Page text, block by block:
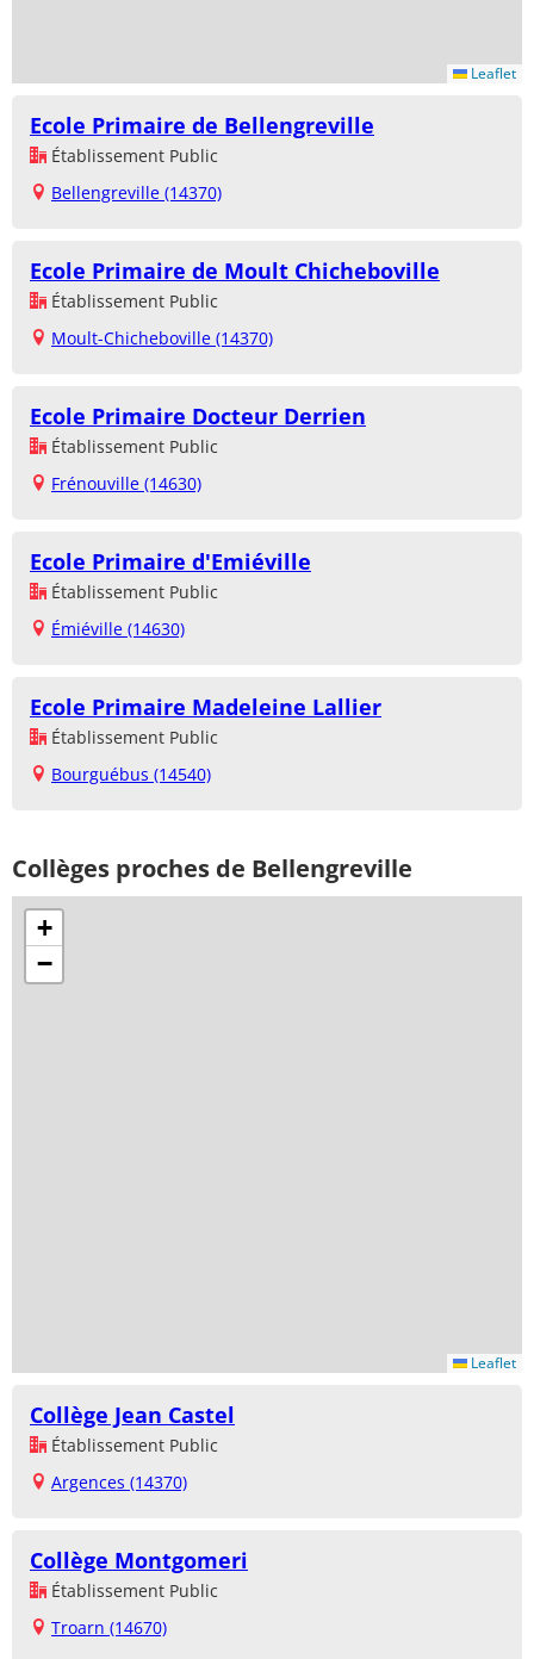
Leaflet
Ecole Primaire de Bellengreville
Établissement Public
Bellengreville (14370)
Ecole Primaire de Moult Chicheboville
Établissement Public
Moult-Chicheboville (14370)
Ecole Primaire Docteur Derrien
Établissement Public
Frénouville (14630)
Ecole Primaire d'Emiéville
Établissement Public
Émiéville (14630)
Ecole Primaire Madeleine Lallier
Établissement Public
Bourguébus (14540)
Collèges proches de Bellengreville
+
−
Leaflet
Collège Jean Castel
Établissement Public
Argences (14370)
Collège Montgomeri
Établissement Public
Troarn (14670)